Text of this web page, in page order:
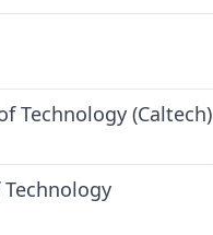
Technology (Caltech)